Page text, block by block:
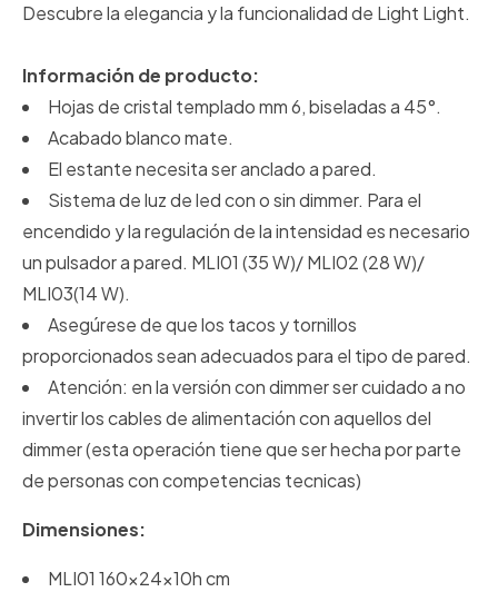
Descubre la elegancia y la funcionalidad de Light Light.
Información de producto:
Hojas de cristal templado mm 6, biseladas a 45°.
Acabado blanco mate.
El estante necesita ser anclado a pared.
Sistema de luz de led con o sin dimmer. Para el
encendido y la regulación de la intensidad es necesario
un pulsador a pared. MLI01 (35 W)/ MLI02 (28 W)/
MLI03(14 W).
Asegúrese de que los tacos y tornillos
proporcionados sean adecuados para el tipo de pared.
Atención: en la versión con dimmer ser cuidado a no
invertir los cables de alimentación con aquellos del
dimmer (esta operación tiene que ser hecha por parte
de personas con competencias tecnicas)
Dimensiones:
MLI01 160x24x10h cm